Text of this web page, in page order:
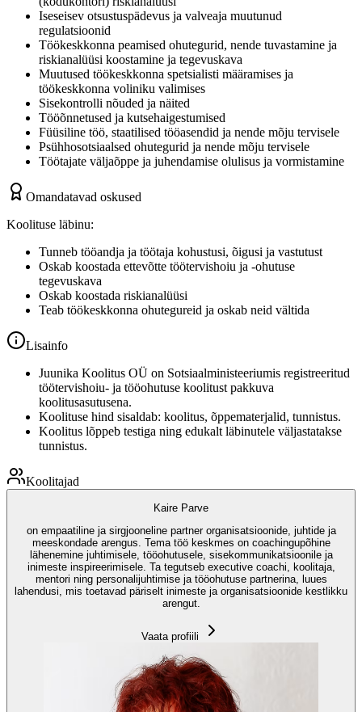
Iseseisev otsustuspädevus ja valveaja muutunud
regulatsioonid
Töökeskkonna peamised ohutegurid, nende tuvastamine ja
riskianalüüsi koostamine ja tegevuskava
Muutused töökeskkonna spetsialisti määramises ja
töökeskkonna voliniku valimises
Sisekontrolli nõuded ja näited
Tööõnnetused ja kutsehaigestumised
Füüsiline töö, staatilised tööasendid ja nende mõju tervisele
Psühhosotsiaalsed ohutegurid ja nende mõju tervisele
Töötajate väljaõppe ja juhendamise olulisus ja vormistamine
Omandatavad oskused
Koolituse läbinu:
Tunneb tööandja ja töötaja kohustusi, õigusi ja vastutust
Oskab koostada ettevõtte töötervishoiu ja -ohutuse
tegevuskava
Oskab koostada riskianalüüsi
Teab töökeskkonna ohutegureid ja oskab neid vältida
Lisainfo
Juunika Koolitus OÜ on Sotsiaalministeeriumis registreeritud
töötervishoiu- ja tööohutuse koolitust pakkuva
koolitusasutusena.
Koolituse hind sisaldab: koolitus, õppematerjalid, tunnistus.
Koolitus lõppeb testiga ning edukalt läbinutele väljastatakse
tunnistus.
Koolitajad
Kaire Parve
on empaatiline ja sirgjooneline partner organisatsioonide, juhtide ja
meeskondade arengus. Tema töö keskmes on coachingupõhine
lähenemine juhtimisele, tööohutusele, sisekommunikatsioonile ja
inimeste inspireerimisele. Ta tegutseb executive coachi, koolitaja,
mentori ning personalijuhtimise ja tööohutuse partnerina, luues
lahendusi, mis toetavad päriselt inimeste ja organisatsioonide kestlikku
arengut.
Vaata profiili